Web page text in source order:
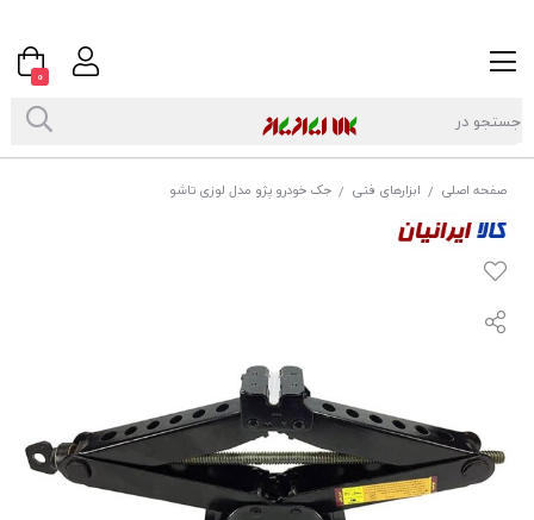
صفحه اصلی / ابزارهای فنی / جک خودرو پژو مدل لوزی تاشو
0